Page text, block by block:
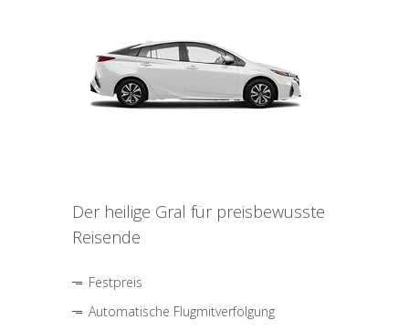
Der heilige Gral für preisbewusste
Reisende
Festpreis
Automatische Flugmitverfolgung